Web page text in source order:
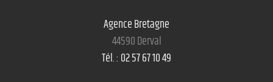
Agence Bretagne
44590 Derval
Tél. : 02 57 67 10 49